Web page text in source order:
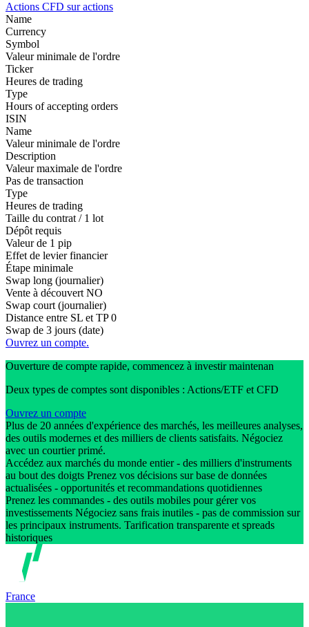
Actions CFD sur actions
Name
Currency
Symbol
Valeur minimale de l'ordre
Ticker
Heures de trading
Type
Hours of accepting orders
ISIN
Name
Valeur minimale de l'ordre
Description
Valeur maximale de l'ordre
Pas de transaction
Type
Heures de trading
Taille du contrat / 1 lot
Dépôt requis
Valeur de 1 pip
Effet de levier financier
Étape minimale
Swap long (journalier)
Vente à découvert NO
Swap court (journalier)
Distance entre SL et TP 0
Swap de 3 jours (date)
Ouvrez un compte.
Ouverture de compte rapide, commencez à investir maintenan
Deux types de comptes sont disponibles : Actions/ETF et CFD
Ouvrez un compte
Plus de 20 années d'expérience des marchés, les meilleures analyses,
des outils modernes et des milliers de clients satisfaits. Négociez
avec un courtier primé.
Accédez aux marchés du monde entier - des milliers d'instruments
au bout des doigts Prenez vos décisions sur base de données
actualisées - opportunités et recommandations quotidiennes
Prenez les commandes - des outils mobiles pour gérer vos
investissements Négociez sans frais inutiles - pas de commission sur
les principaux instruments. Tarification transparente et spreads
historiques
France